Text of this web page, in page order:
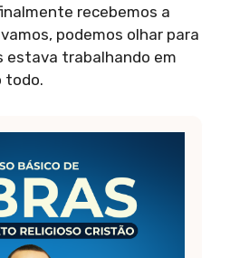
recebemos a
podemos olhar para
estava trabalhando em
todo.